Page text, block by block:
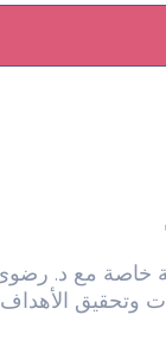
وتحقيق الأهداف